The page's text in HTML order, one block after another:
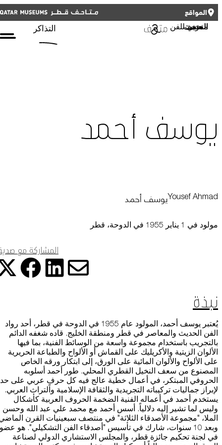
المواقع
متحف: المتحف العربي للفن الحديث التذاكر
يوسف أحمد
Yousef Ahmadيوسف أحمد
مولود في 1 يناير 1955 في الدوحة، قطر
المشاركة مع
نبذة
يُعتبر يوسف أحمد، المولود عام 1955 في الدوحة في قطر، أحد رواد
الفن الحديث والمعاصر في قطر ومنطقة الخليج. قاده شغفه الدائم
بالتجريب باستخدام مجموعة واسعة من الوسائط الفنية، بما فيها
الألوان الزيتية والأكريليك على القماش أو الألواح والطباعة الحريرية
على الألواح والألوان المائية على الورق، إلى ابتكار ورقه الخاص
المصنوع من سعف النخيل القطري المحلي. طور أحمد أسلوبه
الحروفي المبتكر، في أعمال خطية عالج فيه كل حرفٍ عربي على
لإبراز جماليات تركيباته التجريدية والثقافة الإسلامية والتراث العربي.
يستخدم أحمد في أعماله الفنية الضخمة الحروف العربية كأشكال
وليس لما تشير إليه دلالياً. أسس أحمد مع محمد علي عبد الله وحسن
الملا، "مجموعة الأصدقاء الثلاثة" في منتصف سبعينيات القرن
وبعد 10 سنوات، شارك في تأسيس "أصدقاء الفن التشكيلي". هو عضو
في لجنة تحكيم جائزة قطر، والمجلس الاستشاري الدولي لصناعة
التذاكر ENGLISH أغلق
الفعاليات
التعلم
موسوعة متحف
المتجر الإلكتروني
من نحن
الوظائف والفرص
الصحافة
أغلق
ملفات تعريف الارتباط الوظيفية
هذه الملفات ضرورية لتشغيل الموقع بشكل الصحيح. يرجى العلم أنه لا
ملفات تعريف الارتباط التحليلية
البيانات عبر مختلف الأجهزة التي تستخدمها، كما تساعد في معالجة البيانات
المتعلقة بالإعلانات. ويستخدم هذا لقياس أداء الإعلانات وإتاحة فوترتها.
يمكن أن يؤدي إيقاف تشغيل بعض هذه الملفات إلى توقف الوظائف ذات
الصلة عن العمل بشكل صحيح. يمكنك تغيير تفضيلاتك في أي وقت
موافقة